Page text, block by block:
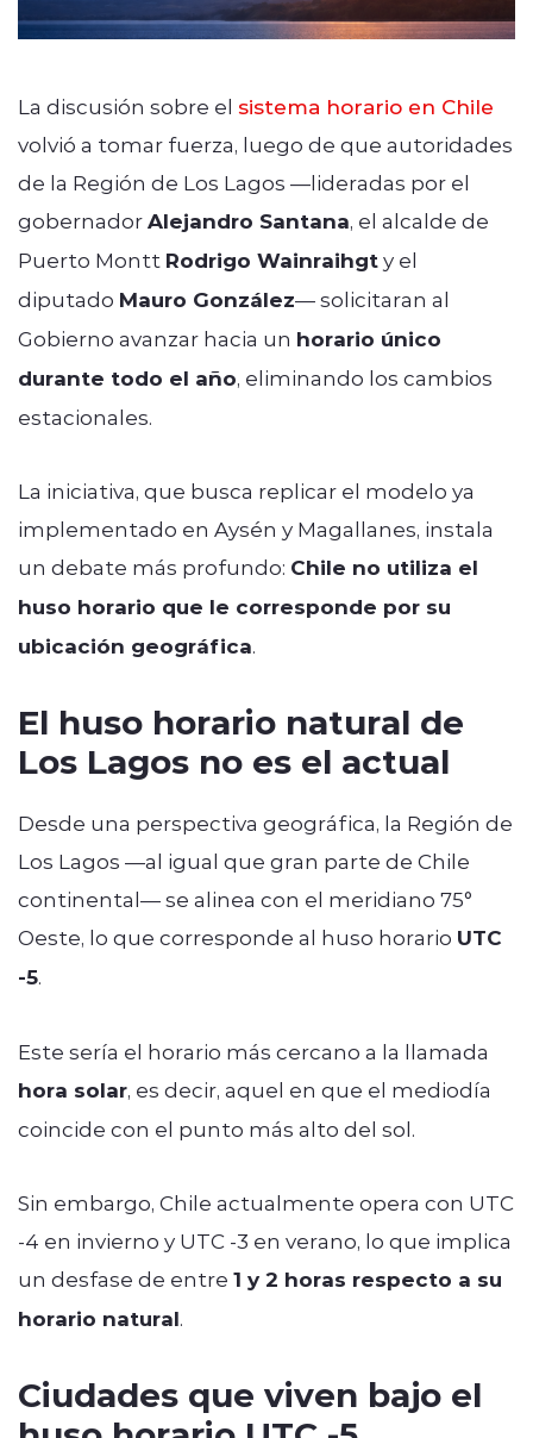
La discusión sobre el sistema horario en Chile
volvió a tomar fuerza, luego de que autoridades
de la Región de Los Lagos —lideradas por el
gobernadorAlejandro Santana, el alcalde de
Puerto Montt Rodrigo Wainraihgty el
diputado Mauro González— solicitaran al
Gobierno avanzar hacia un horario único
durante todo el año, eliminando los cambios
estacionales.
La iniciativa, que busca replicar el modelo ya
implementado en Aysén y Magallanes, instala
un debate más profundo: Chile no utiliza el
huso horario que le corresponde por su
ubicación geográfica.
El huso horario natural de
Los Lagos no es el actual
Desde una perspectiva geográfica, la Región de
Los Lagos —al igual que gran parte de Chile
continental— se alinea con el meridiano 75°
Oeste, lo que corresponde al huso horario UTC
-5.
Este sería el horario más cercano a la llamada
hora solar, es decir, aquel en que el mediodía
coincide con el punto más alto del sol.
Sin embargo, Chile actualmente opera con UTC
-4 en invierno y UTC -3 en verano, lo que implica
un desfase de entre 1 y 2 horas respecto a su
horario natural.
Ciudades que viven bajo el